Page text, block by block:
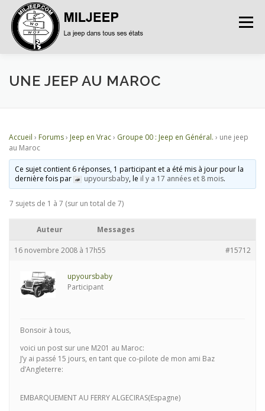
Menu
ACCUEIL ARTICLES PETITES ANNONCES
DOCUMENTATIONS FORUMS S’INSCRIRE
CONNEXION
UNE JEEP AU MAROC
Accueil › Forums› Jeep en Vrac› Groupe 00 : Jeep en Général. › une jeep
au Maroc
Ce sujet contient 6 réponses, 1 participant et a été mis à jour pour la
dernière fois par
upyoursbaby, le il y a 17 années et 8 mois.
7 sujets de 1 à 7 (sur un total de 7)
Auteur Messages
16 novembre 2008 à 17h55 #15712
upyoursbaby
Participant
Bonsoir à tous,
voici un post sur une M201 au Maroc:
J’y ai passé 15 jours, en tant que co-pilote de mon ami Baz
d’Angleterre:
EMBARQUEMENT AU FERRY ALGECIRAS(Espagne)